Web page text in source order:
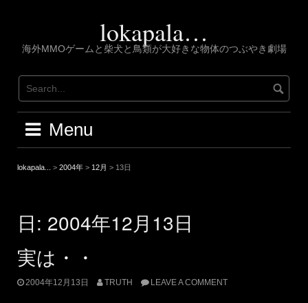
lokapala…
海外MMOゲームと柴犬と鳥類が大好きな物体のつぶやき劇場
Menu
lokapala... > 2004年 > 12月 > 13日
日: 2004年12月13日
実は・・
2004年12月13日 TRUTH LEAVE A COMMENT